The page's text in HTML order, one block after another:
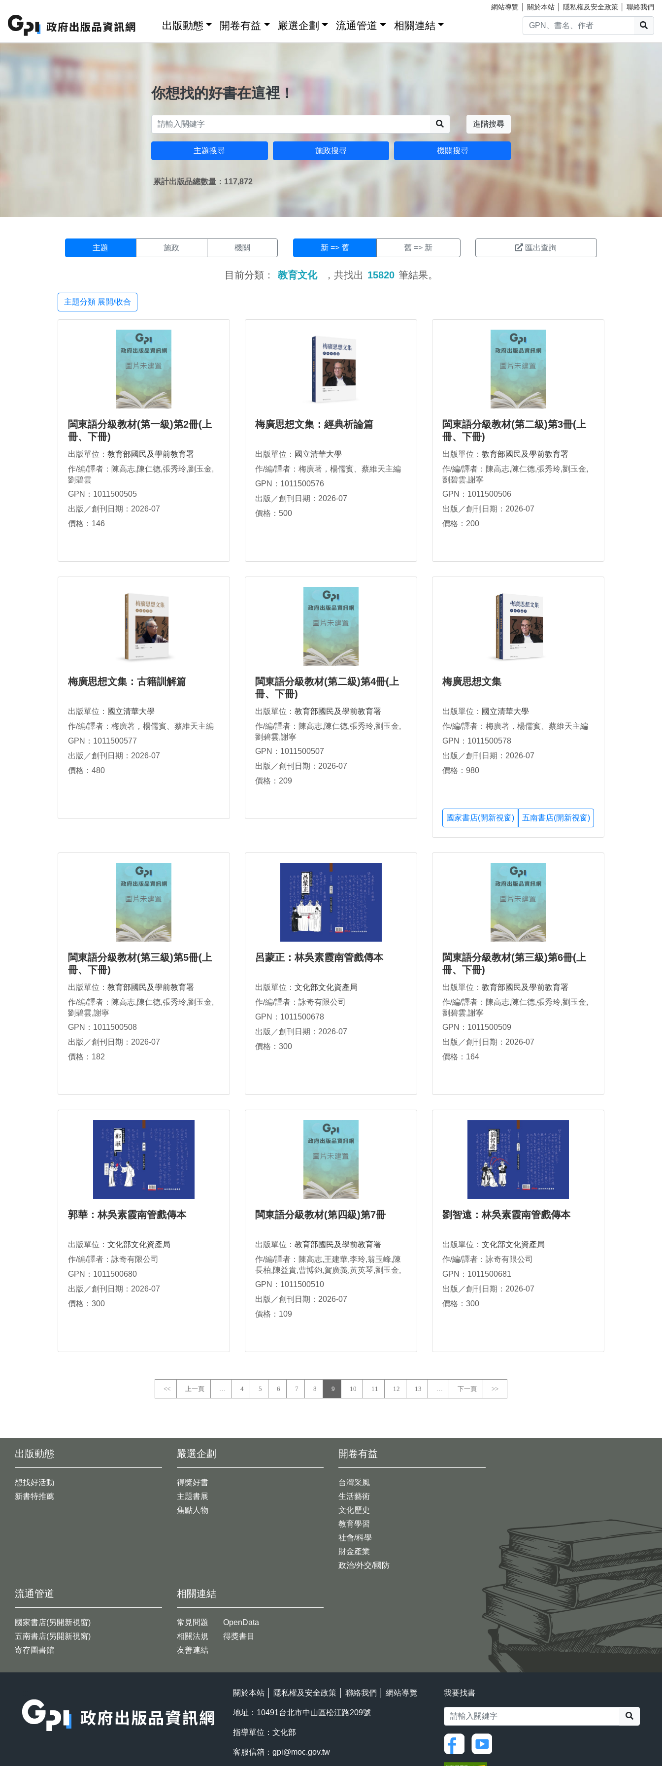
網站導覽 關於本站 隱私權及安全政策 聯絡我們
出版動態 開卷有益 嚴選企劃 流通管道 相關連結
你想找的好書在這裡！
進階搜尋
主題搜尋 施政搜尋 機關搜尋
累計出版品總數量：117,872
主題 施政 機關 新 => 舊 舊 => 新 匯出查詢
目前分類： 教育文化 ，共找出 15820 筆結果。
主題分類 展開/收合
閩東語分級教材(第一級)第2冊(上
冊、下冊)
出版單位： 教育部國民及學前教育署
作/編/譯者：陳高志,陳仁德,張秀玲,劉玉金,
劉碧雲
GPN：1011500505
出版／創刊日期：2026-07
價格：146
梅廣思想文集：經典析論篇
出版單位： 國立清華大學
作/編/譯者：梅廣著，楊儒賓、蔡維天主編
GPN：1011500576
出版／創刊日期：2026-07
價格：500
閩東語分級教材(第二級)第3冊(上
冊、下冊)
出版單位： 教育部國民及學前教育署
作/編/譯者：陳高志,陳仁德,張秀玲,劉玉金,
劉碧雲,謝寧
GPN：1011500506
出版／創刊日期：2026-07
價格：200
梅廣思想文集：古籍訓解篇
出版單位： 國立清華大學
作/編/譯者：梅廣著，楊儒賓、蔡維天主編
GPN：1011500577
出版／創刊日期：2026-07
價格：480
閩東語分級教材(第二級)第4冊(上
冊、下冊)
出版單位： 教育部國民及學前教育署
作/編/譯者：陳高志,陳仁德,張秀玲,劉玉金,
劉碧雲,謝寧
GPN：1011500507
出版／創刊日期：2026-07
價格：209
梅廣思想文集
出版單位： 國立清華大學
作/編/譯者：梅廣著，楊儒賓、蔡維天主編
GPN：1011500578
出版／創刊日期：2026-07
價格：980
國家書店(開新視窗) 五南書店(開新視窗)
閩東語分級教材(第三級)第5冊(上
冊、下冊)
出版單位： 教育部國民及學前教育署
作/編/譯者：陳高志,陳仁德,張秀玲,劉玉金,
劉碧雲,謝寧
GPN：1011500508
出版／創刊日期：2026-07
價格：182
呂蒙正：林吳素霞南管戲傳本
出版單位： 文化部文化資產局
作/編/譯者：詠奇有限公司
GPN：1011500678
出版／創刊日期：2026-07
價格：300
閩東語分級教材(第三級)第6冊(上
冊、下冊)
出版單位： 教育部國民及學前教育署
作/編/譯者：陳高志,陳仁德,張秀玲,劉玉金,
劉碧雲,謝寧
GPN：1011500509
出版／創刊日期：2026-07
價格：164
郭華：林吳素霞南管戲傳本
出版單位： 文化部文化資產局
作/編/譯者：詠奇有限公司
GPN：1011500680
出版／創刊日期：2026-07
價格：300
閩東語分級教材(第四級)第7冊
出版單位： 教育部國民及學前教育署
作/編/譯者：陳高志,王建華,李玲,翁玉峰,陳
長柏,陳益貴,曹博鈞,賀廣義,黃英琴,劉玉金,
劉玉蓮,劉宏文,劉碧雲,鄭惠琴
GPN：1011500510
出版／創刊日期：2026-07
價格：109
劉智遠：林吳素霞南管戲傳本
出版單位： 文化部文化資產局
作/編/譯者：詠奇有限公司
GPN：1011500681
出版／創刊日期：2026-07
價格：300
<< 上一頁 … 4 5 6 7 8 9 10 11 12 13 … 下一頁 >>
出版動態
想找好活動
新書特推薦
開卷有益
台灣采風
生活藝術
文化歷史
教育學習
社會/科學
財金產業
政治/外交/國防
嚴選企劃
得獎好書
主題書展
焦點人物
流通管道
國家書店(另開新視窗)
五南書店(另開新視窗)
寄存圖書館
相關連結
常見問題
相關法規
友善連結
OpenData
得獎書目
關於本站 隱私權及安全政策 聯絡我們 網站導覽
地址：10491台北市中山區松江路209號
指導單位：文化部
客服信箱： gpi@moc.gov.tw
我要找書